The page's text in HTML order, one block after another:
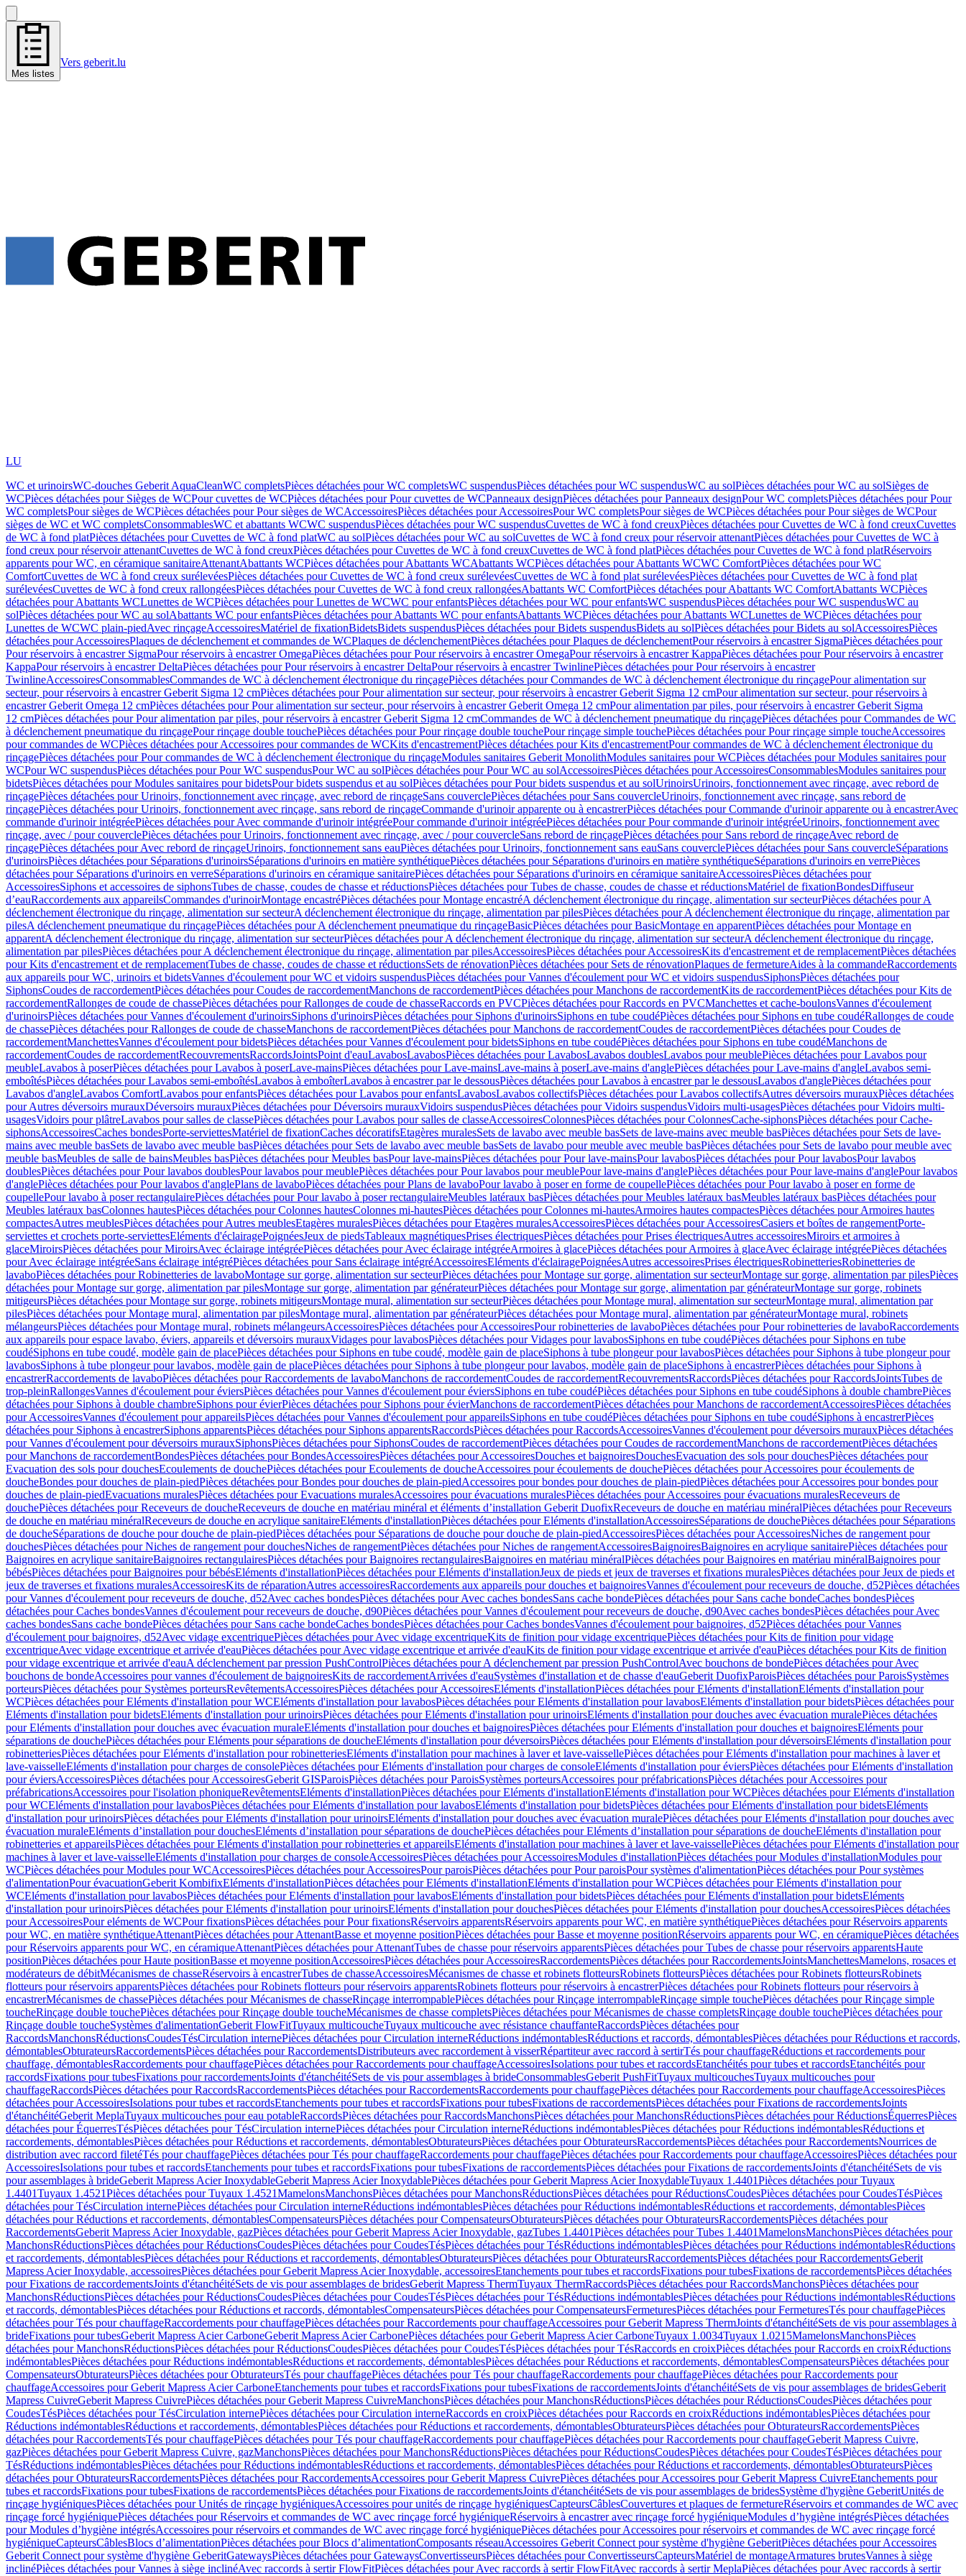
Mes listes
Vers geberit.lu
LU
WC et urinoirsWC-douches Geberit AquaCleanWC completsPièces détachées pour WC completsWC suspendusPièces détachées pour WC suspendusWC au solPièces détachées pour WC au solSièges de
WCPièces détachées pour Sièges de WCPour cuvettes de WCPièces détachées pour Pour cuvettes de WCPanneaux designPièces détachées pour Panneaux designPour WC completsPièces détachées pour Pour
WC completsPour sièges de WCPièces détachées pour Pour sièges de WCAccessoiresPièces détachées pour AccessoiresPour WC completsPour sièges de WCPièces détachées pour Pour sièges de WCPour
sièges de WC et WC completsConsommablesWC et abattants WCWC suspendusPièces détachées pour WC suspendusCuvettes de WC à fond creuxPièces détachées pour Cuvettes de WC à fond creuxCuvettes
de WC à fond platPièces détachées pour Cuvettes de WC à fond platWC au solPièces détachées pour WC au solCuvettes de WC à fond creux pour réservoir attenantPièces détachées pour Cuvettes de WC à
fond creux pour réservoir attenantCuvettes de WC à fond creuxPièces détachées pour Cuvettes de WC à fond creuxCuvettes de WC à fond platPièces détachées pour Cuvettes de WC à fond platRéservoirs
apparents pour WC, en céramique sanitaireAttenantAbattants WCPièces détachées pour Abattants WCAbattants WCPièces détachées pour Abattants WCWC ComfortPièces détachées pour WC
ComfortCuvettes de WC à fond creux surélevéesPièces détachées pour Cuvettes de WC à fond creux surélevéesCuvettes de WC à fond plat surélevéesPièces détachées pour Cuvettes de WC à fond plat
surélevéesCuvettes de WC à fond creux rallongéesPièces détachées pour Cuvettes de WC à fond creux rallongéesAbattants WC ComfortPièces détachées pour Abattants WC ComfortAbattants WCPièces
détachées pour Abattants WCLunettes de WCPièces détachées pour Lunettes de WCWC pour enfantsPièces détachées pour WC pour enfantsWC suspendusPièces détachées pour WC suspendusWC au
solPièces détachées pour WC au solAbattants WC pour enfantsPièces détachées pour Abattants WC pour enfantsAbattants WCPièces détachées pour Abattants WCLunettes de WCPièces détachées pour
Lunettes de WCWC plain-piedAvec rinçageAccessoiresMatériel de fixationBidetsBidets suspendusPièces détachées pour Bidets suspendusBidets au solPièces détachées pour Bidets au solAccessoiresPièces
détachées pour AccessoiresPlaques de déclenchement et commandes de WCPlaques de déclenchementPièces détachées pour Plaques de déclenchementPour réservoirs à encastrer SigmaPièces détachées pour
Pour réservoirs à encastrer SigmaPour réservoirs à encastrer OmegaPièces détachées pour Pour réservoirs à encastrer OmegaPour réservoirs à encastrer KappaPièces détachées pour Pour réservoirs à encastrer
KappaPour réservoirs à encastrer DeltaPièces détachées pour Pour réservoirs à encastrer DeltaPour réservoirs à encastrer TwinlinePièces détachées pour Pour réservoirs à encastrer
TwinlineAccessoiresConsommablesCommandes de WC à déclenchement électronique du rinçagePièces détachées pour Commandes de WC à déclenchement électronique du rinçagePour alimentation sur
secteur, pour réservoirs à encastrer Geberit Sigma 12 cmPièces détachées pour Pour alimentation sur secteur, pour réservoirs à encastrer Geberit Sigma 12 cmPour alimentation sur secteur, pour réservoirs à
encastrer Geberit Omega 12 cmPièces détachées pour Pour alimentation sur secteur, pour réservoirs à encastrer Geberit Omega 12 cmPour alimentation par piles, pour réservoirs à encastrer Geberit Sigma
12 cmPièces détachées pour Pour alimentation par piles, pour réservoirs à encastrer Geberit Sigma 12 cmCommandes de WC à déclenchement pneumatique du rinçagePièces détachées pour Commandes de WC
à déclenchement pneumatique du rinçagePour rinçage double touchePièces détachées pour Pour rinçage double touchePour rinçage simple touchePièces détachées pour Pour rinçage simple toucheAccessoires
pour commandes de WCPièces détachées pour Accessoires pour commandes de WCKits d'encastrementPièces détachées pour Kits d'encastrementPour commandes de WC à déclenchement électronique du
rinçagePièces détachées pour Pour commandes de WC à déclenchement électronique du rinçageModules sanitaires Geberit MonolithModules sanitaires pour WCPièces détachées pour Modules sanitaires pour
WCPour WC suspendusPièces détachées pour Pour WC suspendusPour WC au solPièces détachées pour Pour WC au solAccessoiresPièces détachées pour AccessoiresConsommablesModules sanitaires pour
bidetsPièces détachées pour Modules sanitaires pour bidetsPour bidets suspendus et au solPièces détachées pour Pour bidets suspendus et au solUrinoirsUrinoirs, fonctionnement avec rinçage, avec rebord de
rinçagePièces détachées pour Urinoirs, fonctionnement avec rinçage, avec rebord de rinçageSans couverclePièces détachées pour Sans couvercleUrinoirs, fonctionnement avec rinçage, sans rebord de
rinçagePièces détachées pour Urinoirs, fonctionnement avec rinçage, sans rebord de rinçageCommande d'urinoir apparente ou à encastrerPièces détachées pour Commande d'urinoir apparente ou à encastrerAvec
commande d'urinoir intégréePièces détachées pour Avec commande d'urinoir intégréePour commande d'urinoir intégréePièces détachées pour Pour commande d'urinoir intégréeUrinoirs, fonctionnement avec
rinçage, avec / pour couverclePièces détachées pour Urinoirs, fonctionnement avec rinçage, avec / pour couvercleSans rebord de rinçagePièces détachées pour Sans rebord de rinçageAvec rebord de
rinçagePièces détachées pour Avec rebord de rinçageUrinoirs, fonctionnement sans eauPièces détachées pour Urinoirs, fonctionnement sans eauSans couverclePièces détachées pour Sans couvercleSéparations
d'urinoirsPièces détachées pour Séparations d'urinoirsSéparations d'urinoirs en matière synthétiquePièces détachées pour Séparations d'urinoirs en matière synthétiqueSéparations d'urinoirs en verrePièces
détachées pour Séparations d'urinoirs en verreSéparations d'urinoirs en céramique sanitairePièces détachées pour Séparations d'urinoirs en céramique sanitaireAccessoiresPièces détachées pour
AccessoiresSiphons et accessoires de siphonsTubes de chasse, coudes de chasse et réductionsPièces détachées pour Tubes de chasse, coudes de chasse et réductionsMatériel de fixationBondesDiffuseur
d’eauRaccordements aux appareilsCommandes d'urinoirMontage encastréPièces détachées pour Montage encastréA déclenchement électronique du rinçage, alimentation sur secteurPièces détachées pour A
déclenchement électronique du rinçage, alimentation sur secteurA déclenchement électronique du rinçage, alimentation par pilesPièces détachées pour A déclenchement électronique du rinçage, alimentation par
pilesA déclenchement pneumatique du rinçagePièces détachées pour A déclenchement pneumatique du rinçageBasicPièces détachées pour BasicMontage en apparentPièces détachées pour Montage en
apparentA déclenchement électronique du rinçage, alimentation sur secteurPièces détachées pour A déclenchement électronique du rinçage, alimentation sur secteurA déclenchement électronique du rinçage,
alimentation par pilesPièces détachées pour A déclenchement électronique du rinçage, alimentation par pilesAccessoiresPièces détachées pour AccessoiresKits d'encastrement et de remplacementPièces détachées
pour Kits d'encastrement et de remplacementTubes de chasse, coudes de chasse et réductionsSets de rénovationPièces détachées pour Sets de rénovationPlaques de fermetureAides à la commandeRaccordements
aux appareils pour WC, urinoirs et bidetsVannes d'écoulement pour WC et vidoirs suspendusPièces détachées pour Vannes d'écoulement pour WC et vidoirs suspendusSiphonsPièces détachées pour
SiphonsCoudes de raccordementPièces détachées pour Coudes de raccordementManchons de raccordementPièces détachées pour Manchons de raccordementKits de raccordementPièces détachées pour Kits de
raccordementRallonges de coude de chassePièces détachées pour Rallonges de coude de chasseRaccords en PVCPièces détachées pour Raccords en PVCManchettes et cache-boulonsVannes d'écoulement
d'urinoirsPièces détachées pour Vannes d'écoulement d'urinoirsSiphons d'urinoirsPièces détachées pour Siphons d'urinoirsSiphons en tube coudéPièces détachées pour Siphons en tube coudéRallonges de coude
de chassePièces détachées pour Rallonges de coude de chasseManchons de raccordementPièces détachées pour Manchons de raccordementCoudes de raccordementPièces détachées pour Coudes de
raccordementManchettesVannes d'écoulement pour bidetsPièces détachées pour Vannes d'écoulement pour bidetsSiphons en tube coudéPièces détachées pour Siphons en tube coudéManchons de
raccordementCoudes de raccordementRecouvrementsRaccordsJointsPoint d'eauLavabosLavabosPièces détachées pour LavabosLavabos doublesLavabos pour meublePièces détachées pour Lavabos pour
meubleLavabos à poserPièces détachées pour Lavabos à poserLave-mainsPièces détachées pour Lave-mainsLave-mains à poserLave-mains d'anglePièces détachées pour Lave-mains d'angleLavabos semi-
emboîtésPièces détachées pour Lavabos semi-emboîtésLavabos à emboîterLavabos à encastrer par le dessousPièces détachées pour Lavabos à encastrer par le dessousLavabos d'anglePièces détachées pour
Lavabos d'angleLavabos ComfortLavabos pour enfantsPièces détachées pour Lavabos pour enfantsLavabosLavabos collectifsPièces détachées pour Lavabos collectifsAutres déversoirs murauxPièces détachées
pour Autres déversoirs murauxDéversoirs murauxPièces détachées pour Déversoirs murauxVidoirs suspendusPièces détachées pour Vidoirs suspendusVidoirs multi-usagesPièces détachées pour Vidoirs multi-
usagesVidoirs pour plâtreLavabos pour salles de classePièces détachées pour Lavabos pour salles de classeAccessoiresColonnesPièces détachées pour ColonnesCache-siphonsPièces détachées pour Cache-
siphonsAccessoiresCaches bondesPorte-serviettesMatériel de fixationCaches décoratifsEtagères muralesSets de lavabo avec meuble basSets de lave-mains avec meuble basPièces détachées pour Sets de lave-
mains avec meuble basSets de lavabo avec meuble basPièces détachées pour Sets de lavabo avec meuble basSets de lavabo pour meuble avec meuble basPièces détachées pour Sets de lavabo pour meuble avec
meuble basMeubles de salle de bainsMeubles basPièces détachées pour Meubles basPour lave-mainsPièces détachées pour Pour lave-mainsPour lavabosPièces détachées pour Pour lavabosPour lavabos
doublesPièces détachées pour Pour lavabos doublesPour lavabos pour meublePièces détachées pour Pour lavabos pour meublePour lave-mains d'anglePièces détachées pour Pour lave-mains d'anglePour lavabos
d'anglePièces détachées pour Pour lavabos d'anglePlans de lavaboPièces détachées pour Plans de lavaboPour lavabo à poser en forme de coupellePièces détachées pour Pour lavabo à poser en forme de
coupellePour lavabo à poser rectangulairePièces détachées pour Pour lavabo à poser rectangulaireMeubles latéraux basPièces détachées pour Meubles latéraux basMeubles latéraux basPièces détachées pour
Meubles latéraux basColonnes hautesPièces détachées pour Colonnes hautesColonnes mi-hautesPièces détachées pour Colonnes mi-hautesArmoires hautes compactesPièces détachées pour Armoires hautes
compactesAutres meublesPièces détachées pour Autres meublesEtagères muralesPièces détachées pour Etagères muralesAccessoiresPièces détachées pour AccessoiresCasiers et boîtes de rangementPorte-
serviettes et crochets porte-serviettesEléments d'éclairagePoignéesJeux de piedsTableaux magnétiquesPrises électriquesPièces détachées pour Prises électriquesAutres accessoiresMiroirs et armoires à
glaceMiroirsPièces détachées pour MiroirsAvec éclairage intégréePièces détachées pour Avec éclairage intégréeArmoires à glacePièces détachées pour Armoires à glaceAvec éclairage intégréePièces détachées
pour Avec éclairage intégréeSans éclairage intégréPièces détachées pour Sans éclairage intégréAccessoiresEléments d'éclairagePoignéesAutres accessoiresPrises électriquesRobinetteriesRobinetteries de
lavaboPièces détachées pour Robinetteries de lavaboMontage sur gorge, alimentation sur secteurPièces détachées pour Montage sur gorge, alimentation sur secteurMontage sur gorge, alimentation par pilesPièces
détachées pour Montage sur gorge, alimentation par pilesMontage sur gorge, alimentation par générateurPièces détachées pour Montage sur gorge, alimentation par générateurMontage sur gorge, robinets
mitigeursPièces détachées pour Montage sur gorge, robinets mitigeursMontage mural, alimentation sur secteurPièces détachées pour Montage mural, alimentation sur secteurMontage mural, alimentation par
pilesPièces détachées pour Montage mural, alimentation par pilesMontage mural, alimentation par générateurPièces détachées pour Montage mural, alimentation par générateurMontage mural, robinets
mélangeursPièces détachées pour Montage mural, robinets mélangeursAccessoiresPièces détachées pour AccessoiresPour robinetteries de lavaboPièces détachées pour Pour robinetteries de lavaboRaccordements
aux appareils pour espace lavabo, éviers, appareils et déversoirs murauxVidages pour lavabosPièces détachées pour Vidages pour lavabosSiphons en tube coudéPièces détachées pour Siphons en tube
coudéSiphons en tube coudé, modèle gain de placePièces détachées pour Siphons en tube coudé, modèle gain de placeSiphons à tube plongeur pour lavabosPièces détachées pour Siphons à tube plongeur pour
lavabosSiphons à tube plongeur pour lavabos, modèle gain de placePièces détachées pour Siphons à tube plongeur pour lavabos, modèle gain de placeSiphons à encastrerPièces détachées pour Siphons à
encastrerRaccordements de lavaboPièces détachées pour Raccordements de lavaboManchons de raccordementCoudes de raccordementRecouvrementsRaccordsPièces détachées pour RaccordsJointsTubes de
trop-pleinRallongesVannes d'écoulement pour éviersPièces détachées pour Vannes d'écoulement pour éviersSiphons en tube coudéPièces détachées pour Siphons en tube coudéSiphons à double chambrePièces
détachées pour Siphons à double chambreSiphons pour évierPièces détachées pour Siphons pour évierManchons de raccordementPièces détachées pour Manchons de raccordementAccessoiresPièces détachées
pour AccessoiresVannes d'écoulement pour appareilsPièces détachées pour Vannes d'écoulement pour appareilsSiphons en tube coudéPièces détachées pour Siphons en tube coudéSiphons à encastrerPièces
détachées pour Siphons à encastrerSiphons apparentsPièces détachées pour Siphons apparentsRaccordsPièces détachées pour RaccordsAccessoiresVannes d'écoulement pour déversoirs murauxPièces détachées
pour Vannes d'écoulement pour déversoirs murauxSiphonsPièces détachées pour SiphonsCoudes de raccordementPièces détachées pour Coudes de raccordementManchons de raccordementPièces détachées
pour Manchons de raccordementBondesPièces détachées pour BondesAccessoiresPièces détachées pour AccessoiresDouches et baignoiresDouchesEvacuation des sols pour douchesPièces détachées pour
Evacuation des sols pour douchesEcoulements de douchePièces détachées pour Ecoulements de doucheAccessoires pour écoulements de douchePièces détachées pour Accessoires pour écoulements de
doucheBondes pour douches de plain-piedPièces détachées pour Bondes pour douches de plain-piedAccessoires pour bondes pour douches de plain-piedPièces détachées pour Accessoires pour bondes pour
douches de plain-piedEvacuations muralesPièces détachées pour Evacuations muralesAccessoires pour évacuations muralesPièces détachées pour Accessoires pour évacuations muralesReceveurs de
douchePièces détachées pour Receveurs de doucheReceveurs de douche en matériau minéral et éléments d’installation Geberit DuofixReceveurs de douche en matériau minéralPièces détachées pour Receveurs
de douche en matériau minéralReceveurs de douche en acrylique sanitaireEléments d'installationPièces détachées pour Eléments d'installationAccessoiresSéparations de douchePièces détachées pour Séparations
de doucheSéparations de douche pour douche de plain-piedPièces détachées pour Séparations de douche pour douche de plain-piedAccessoiresPièces détachées pour AccessoiresNiches de rangement pour
douchesPièces détachées pour Niches de rangement pour douchesNiches de rangementPièces détachées pour Niches de rangementAccessoiresBaignoiresBaignoires en acrylique sanitairePièces détachées pour
Baignoires en acrylique sanitaireBaignoires rectangulairesPièces détachées pour Baignoires rectangulairesBaignoires en matériau minéralPièces détachées pour Baignoires en matériau minéralBaignoires pour
bébésPièces détachées pour Baignoires pour bébésEléments d'installationPièces détachées pour Eléments d'installationJeux de pieds et jeux de traverses et fixations muralesPièces détachées pour Jeux de pieds et
jeux de traverses et fixations muralesAccessoiresKits de réparationAutres accessoiresRaccordements aux appareils pour douches et baignoiresVannes d'écoulement pour receveurs de douche, d52Pièces détachées
pour Vannes d'écoulement pour receveurs de douche, d52Avec caches bondesPièces détachées pour Avec caches bondesSans cache bondePièces détachées pour Sans cache bondeCaches bondesPièces
détachées pour Caches bondesVannes d'écoulement pour receveurs de douche, d90Pièces détachées pour Vannes d'écoulement pour receveurs de douche, d90Avec caches bondesPièces détachées pour Avec
caches bondesSans cache bondePièces détachées pour Sans cache bondeCaches bondesPièces détachées pour Caches bondesVannes d'écoulement pour baignoires, d52Pièces détachées pour Vannes
d'écoulement pour baignoires, d52Avec vidage excentriquePièces détachées pour Avec vidage excentriqueKits de finition pour vidage excentriquePièces détachées pour Kits de finition pour vidage
excentriqueAvec vidage excentrique et arrivée d'eauPièces détachées pour Avec vidage excentrique et arrivée d'eauKits de finition pour vidage excentrique et arrivée d'eauPièces détachées pour Kits de finition
pour vidage excentrique et arrivée d'eauA déclenchement par pression PushControlPièces détachées pour A déclenchement par pression PushControlAvec bouchons de bondePièces détachées pour Avec
bouchons de bondeAccessoires pour vannes d'écoulement de baignoiresKits de raccordementArrivées d'eauSystèmes d'installation et de chasse d'eauGeberit DuofixParoisPièces détachées pour ParoisSystèmes
porteursPièces détachées pour Systèmes porteursRevêtementsAccessoiresPièces détachées pour AccessoiresEléments d'installationPièces détachées pour Eléments d'installationEléments d'installation pour
WCPièces détachées pour Eléments d'installation pour WCEléments d'installation pour lavabosPièces détachées pour Eléments d'installation pour lavabosEléments d'installation pour bidetsPièces détachées pour
Eléments d'installation pour bidetsEléments d'installation pour urinoirsPièces détachées pour Eléments d'installation pour urinoirsEléments d'installation pour douches avec évacuation muralePièces détachées
pour Eléments d'installation pour douches avec évacuation muraleEléments d'installation pour douches et baignoiresPièces détachées pour Eléments d'installation pour douches et baignoiresEléments pour
séparations de douchePièces détachées pour Eléments pour séparations de doucheEléments d'installation pour déversoirsPièces détachées pour Eléments d'installation pour déversoirsEléments d'installation pour
robinetteriesPièces détachées pour Eléments d'installation pour robinetteriesEléments d'installation pour machines à laver et lave-vaissellePièces détachées pour Eléments d'installation pour machines à laver et
lave-vaisselleEléments d'installation pour charges de consolePièces détachées pour Eléments d'installation pour charges de consoleEléments d'installation pour éviersPièces détachées pour Eléments d'installation
pour éviersAccessoiresPièces détachées pour AccessoiresGeberit GISParoisPièces détachées pour ParoisSystèmes porteursAccessoires pour préfabricationsPièces détachées pour Accessoires pour
préfabricationsAccessoires pour l'isolation phoniqueRevêtementsEléments d'installationPièces détachées pour Eléments d'installationEléments d'installation pour WCPièces détachées pour Eléments d'installation
pour WCEléments d'installation pour lavabosPièces détachées pour Eléments d'installation pour lavabosEléments d'installation pour bidetsPièces détachées pour Eléments d'installation pour bidetsEléments
d'installation pour urinoirsPièces détachées pour Eléments d'installation pour urinoirsEléments d'installation pour douches avec évacuation muralePièces détachées pour Eléments d'installation pour douches avec
évacuation muraleEléments d’installation pour douchesEléments d’installation pour séparations de douchePièces détachées pour Eléments d’installation pour séparations de doucheEléments d'installation pour
robinetteries et appareilsPièces détachées pour Eléments d'installation pour robinetteries et appareilsEléments d'installation pour machines à laver et lave-vaissellePièces détachées pour Eléments d'installation pour
machines à laver et lave-vaisselleEléments d'installation pour charges de consoleAccessoiresPièces détachées pour AccessoiresModules d'installationPièces détachées pour Modules d'installationModules pour
WCPièces détachées pour Modules pour WCAccessoiresPièces détachées pour AccessoiresPour paroisPièces détachées pour Pour paroisPour systèmes d'alimentationPièces détachées pour Pour systèmes
d'alimentationPour évacuationGeberit KombifixEléments d'installationPièces détachées pour Eléments d'installationEléments d'installation pour WCPièces détachées pour Eléments d'installation pour
WCEléments d'installation pour lavabosPièces détachées pour Eléments d'installation pour lavabosEléments d'installation pour bidetsPièces détachées pour Eléments d'installation pour bidetsEléments
d'installation pour urinoirsPièces détachées pour Eléments d'installation pour urinoirsEléments d'installation pour douchesPièces détachées pour Eléments d'installation pour douchesAccessoiresPièces détachées
pour AccessoiresPour eléments de WCPour fixationsPièces détachées pour Pour fixationsRéservoirs apparentsRéservoirs apparents pour WC, en matière synthétiquePièces détachées pour Réservoirs apparents
pour WC, en matière synthétiqueAttenantPièces détachées pour AttenantBasse et moyenne positionPièces détachées pour Basse et moyenne positionRéservoirs apparents pour WC, en céramiquePièces détachées
pour Réservoirs apparents pour WC, en céramiqueAttenantPièces détachées pour AttenantTubes de chasse pour réservoirs apparentsPièces détachées pour Tubes de chasse pour réservoirs apparentsHaute
positionPièces détachées pour Haute positionBasse et moyenne positionAccessoiresPièces détachées pour AccessoiresRaccordementsPièces détachées pour RaccordementsJointsManchettesMamelons, rosaces et
modérateurs de débitMécanismes de chasseRéservoirs à encastrerTubes de chasseAccessoiresMécanismes de chasse et robinets flotteursRobinets flotteursPièces détachées pour Robinets flotteursRobinets
flotteurs pour réservoirs apparentsPièces détachées pour Robinets flotteurs pour réservoirs apparentsRobinets flotteurs pour réservoirs à encastrerPièces détachées pour Robinets flotteurs pour réservoirs à
encastrerMécanismes de chassePièces détachées pour Mécanismes de chasseRinçage interrompablePièces détachées pour Rinçage interrompableRinçage simple touchePièces détachées pour Rinçage simple
toucheRinçage double touchePièces détachées pour Rinçage double toucheMécanismes de chasse completsPièces détachées pour Mécanismes de chasse completsRinçage double touchePièces détachées pour
Rinçage double toucheSystèmes d'alimentationGeberit FlowFitTuyaux multicoucheTuyaux multicouche avec résistance chauffanteRaccordsPièces détachées pour
RaccordsManchonsRéductionsCoudesTésCirculation internePièces détachées pour Circulation interneRéductions indémontablesRéductions et raccords, démontablesPièces détachées pour Réductions et raccords,
démontablesObturateursRaccordementsPièces détachées pour RaccordementsDistributeurs avec raccordement à visserRépartiteur avec raccord à sertirTés pour chauffageRéductions et raccordements pour
chauffage, démontablesRaccordements pour chauffagePièces détachées pour Raccordements pour chauffageAccessoiresIsolations pour tubes et raccordsEtanchéités pour tubes et raccordsEtanchéités pour
raccordsFixations pour tubesFixations pour raccordementsJoints d'étanchéitéSets de vis pour assemblages à brideConsommablesGeberit PushFitTuyaux multicouchesTuyaux multicouches pour
chauffageRaccordsPièces détachées pour RaccordsRaccordementsPièces détachées pour RaccordementsRaccordements pour chauffagePièces détachées pour Raccordements pour chauffageAccessoiresPièces
détachées pour AccessoiresIsolations pour tubes et raccordsEtanchements pour tubes et raccordsFixations pour tubesFixations de raccordementsPièces détachées pour Fixations de raccordementsJoints
d'étanchéitéGeberit MeplaTuyaux multicouches pour eau potableRaccordsPièces détachées pour RaccordsManchonsPièces détachées pour ManchonsRéductionsPièces détachées pour RéductionsÉquerresPièces
détachées pour ÉquerresTésPièces détachées pour TésCirculation internePièces détachées pour Circulation interneRéductions indémontablesPièces détachées pour Réductions indémontablesRéductions et
raccordements, démontablesPièces détachées pour Réductions et raccordements, démontablesObturateursPièces détachées pour ObturateursRaccordementsPièces détachées pour RaccordementsNourrices de
distribution avec raccord filetéTés pour chauffagePièces détachées pour Tés pour chauffageRaccordements pour chauffagePièces détachées pour Raccordements pour chauffageAccessoiresPièces détachées pour
AccessoiresIsolations pour tubes et raccordsEtanchements pour tubes et raccordsFixations pour tubesFixations de raccordementsPièces détachées pour Fixations de raccordementsJoints d'étanchéitéSets de vis
pour assemblages à brideGeberit Mapress Acier InoxydableGeberit Mapress Acier InoxydablePièces détachées pour Geberit Mapress Acier InoxydableTuyaux 1.4401Pièces détachées pour Tuyaux
1.4401Tuyaux 1.4521Pièces détachées pour Tuyaux 1.4521MamelonsManchonsPièces détachées pour ManchonsRéductionsPièces détachées pour RéductionsCoudesPièces détachées pour CoudesTésPièces
détachées pour TésCirculation internePièces détachées pour Circulation interneRéductions indémontablesPièces détachées pour Réductions indémontablesRéductions et raccordements, démontablesPièces
détachées pour Réductions et raccordements, démontablesCompensateursPièces détachées pour CompensateursObturateursPièces détachées pour ObturateursRaccordementsPièces détachées pour
RaccordementsGeberit Mapress Acier Inoxydable, gazPièces détachées pour Geberit Mapress Acier Inoxydable, gazTubes 1.4401Pièces détachées pour Tubes 1.4401MamelonsManchonsPièces détachées pour
ManchonsRéductionsPièces détachées pour RéductionsCoudesPièces détachées pour CoudesTésPièces détachées pour TésRéductions indémontablesPièces détachées pour Réductions indémontablesRéductions
et raccordements, démontablesPièces détachées pour Réductions et raccordements, démontablesObturateursPièces détachées pour ObturateursRaccordementsPièces détachées pour RaccordementsGeberit
Mapress Acier Inoxydable, accessoiresPièces détachées pour Geberit Mapress Acier Inoxydable, accessoiresEtanchements pour tubes et raccordsFixations pour tubesFixations de raccordementsPièces détachées
pour Fixations de raccordementsJoints d'étanchéitéSets de vis pour assemblages de bridesGeberit Mapress ThermTuyaux ThermRaccordsPièces détachées pour RaccordsManchonsPièces détachées pour
ManchonsRéductionsPièces détachées pour RéductionsCoudesPièces détachées pour CoudesTésPièces détachées pour TésRéductions indémontablesPièces détachées pour Réductions indémontablesRéductions
et raccords, démontablesPièces détachées pour Réductions et raccords, démontablesCompensateursPièces détachées pour CompensateursFermeturesPièces détachées pour FermeturesTés pour chauffagePièces
détachées pour Tés pour chauffageRaccordements pour chauffagePièces détachées pour Raccordements pour chauffageAccessoires pour Geberit Mapress ThermJoints d'étanchéitéSets de vis pour assemblages à
brideFixations pour tubesGeberit Mapress Acier CarboneGeberit Mapress Acier CarbonePièces détachées pour Geberit Mapress Acier CarboneTuyaux 1.0034Tuyaux 1.0215MamelonsManchonsPièces
détachées pour ManchonsRéductionsPièces détachées pour RéductionsCoudesPièces détachées pour CoudesTésPièces détachées pour TésRaccords en croixPièces détachées pour Raccords en croixRéductions
indémontablesPièces détachées pour Réductions indémontablesRéductions et raccordements, démontablesPièces détachées pour Réductions et raccordements, démontablesCompensateursPièces détachées pour
CompensateursObturateursPièces détachées pour ObturateursTés pour chauffagePièces détachées pour Tés pour chauffageRaccordements pour chauffagePièces détachées pour Raccordements pour
chauffageAccessoires pour Geberit Mapress Acier CarboneEtanchements pour tubes et raccordsFixations pour tubesFixations de raccordementsJoints d'étanchéitéSets de vis pour assemblages de bridesGeberit
Mapress CuivreGeberit Mapress CuivrePièces détachées pour Geberit Mapress CuivreManchonsPièces détachées pour ManchonsRéductionsPièces détachées pour RéductionsCoudesPièces détachées pour
CoudesTésPièces détachées pour TésCirculation internePièces détachées pour Circulation interneRaccords en croixPièces détachées pour Raccords en croixRéductions indémontablesPièces détachées pour
Réductions indémontablesRéductions et raccordements, démontablesPièces détachées pour Réductions et raccordements, démontablesObturateursPièces détachées pour ObturateursRaccordementsPièces
détachées pour RaccordementsTés pour chauffagePièces détachées pour Tés pour chauffageRaccordements pour chauffagePièces détachées pour Raccordements pour chauffageGeberit Mapress Cuivre,
gazPièces détachées pour Geberit Mapress Cuivre, gazManchonsPièces détachées pour ManchonsRéductionsPièces détachées pour RéductionsCoudesPièces détachées pour CoudesTésPièces détachées pour
TésRéductions indémontablesPièces détachées pour Réductions indémontablesRéductions et raccordements, démontablesPièces détachées pour Réductions et raccordements, démontablesObturateursPièces
détachées pour ObturateursRaccordementsPièces détachées pour RaccordementsAccessoires pour Geberit Mapress CuivrePièces détachées pour Accessoires pour Geberit Mapress CuivreEtanchements pour
tubes et raccordsFixations pour tubesFixations de raccordementsPièces détachées pour Fixations de raccordementsJoints d'étanchéitéSets de vis pour assemblages de bridesSystème d'hygiène GeberitUnités de
rinçage hygiéniquesPièces détachées pour Unités de rinçage hygiéniquesAccessoires pour unités de rinçage hygiéniquesCapteursCâblesCouvertures et plaques de fermetureRéservoirs et commandes de WC avec
rinçage forcé hygiéniquePièces détachées pour Réservoirs et commandes de WC avec rinçage forcé hygiéniqueRéservoirs à encastrer avec rinçage forcé hygiéniqueModules d’hygiène intégrésPièces détachées
pour Modules d’hygiène intégrésAccessoires pour réservoirs et commandes de WC avec rinçage forcé hygiéniquePièces détachées pour Accessoires pour réservoirs et commandes de WC avec rinçage forcé
hygiéniqueCapteursCâblesBlocs d’alimentationPièces détachées pour Blocs d’alimentationComposants réseauAccessoires Geberit Connect pour système d'hygiène GeberitPièces détachées pour Accessoires
Geberit Connect pour système d'hygiène GeberitGatewaysPièces détachées pour GatewaysConvertisseursPièces détachées pour ConvertisseursCapteursMatériel de montageArmatures brutesVannes à siège
inclinéPièces détachées pour Vannes à siège inclinéAvec raccords à sertir FlowFitPièces détachées pour Avec raccords à sertir FlowFitAvec raccords à sertir MeplaPièces détachées pour Avec raccords à sertir